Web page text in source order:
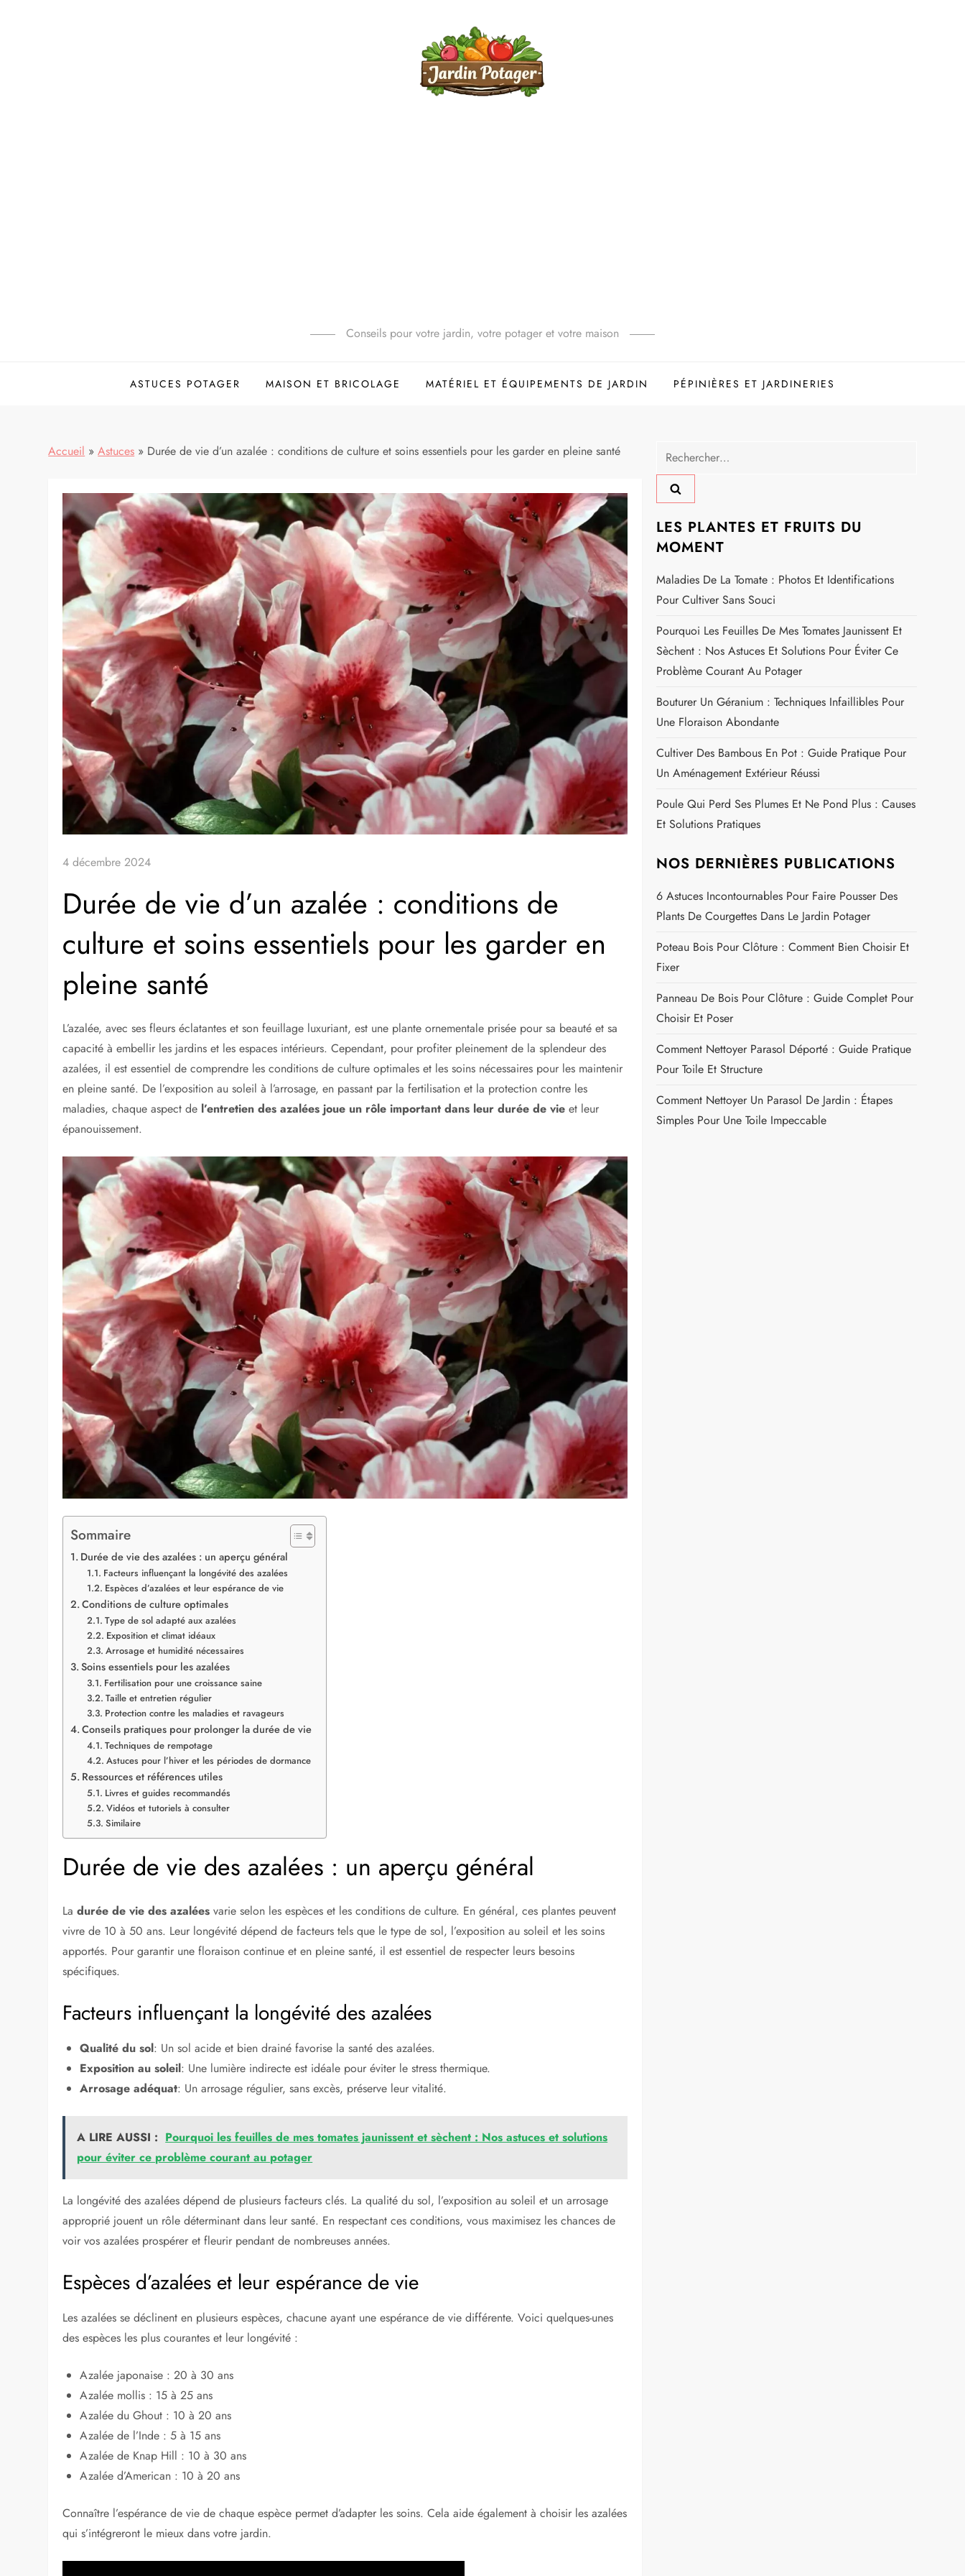
Conseils pour votre jardin, votre potager et votre maison
ASTUCES POTAGER MAISON ET BRICOLAGE MATÉRIEL ET ÉQUIPEMENTS DE JARDIN PÉPINIÈRES ET JARDINERIES
Accueil »Astuces » Durée de vie d’un azalée : conditions de culture et soins essentiels pour les garder en pleine santé
4 décembre 2024
Durée de vie d’un azalée : conditions de
culture et soins essentiels pour les garder en
pleine santé
L’azalée, avec ses fleurs éclatantes et son feuillage luxuriant, est une plante ornementale prisée pour sa beauté et sa
capacité à embellir les jardins et les espaces intérieurs. Cependant, pour profiter pleinement de la splendeur des
azalées, il est essentiel de comprendre les conditions de culture optimales et les soins nécessaires pour les maintenir
en pleine santé. De l’exposition au soleil à l’arrosage, en passant par la fertilisation et la protection contre les
maladies, chaque aspect de l’entretien des azalées joue un rôle important dans leur durée de vie et leur
épanouissement.
Sommaire
Durée de vie des azalées : un aperçu général
Facteurs influençant la longévité des azalées
Espèces d’azalées et leur espérance de vie
Conditions de culture optimales
Type de sol adapté aux azalées
Exposition et climat idéaux
Arrosage et humidité nécessaires
Soins essentiels pour les azalées
Fertilisation pour une croissance saine
Taille et entretien régulier
Protection contre les maladies et ravageurs
Conseils pratiques pour prolonger la durée de vie
Techniques de rempotage
Astuces pour l’hiver et les périodes de dormance
Ressources et références utiles
Livres et guides recommandés
Vidéos et tutoriels à consulter
Similaire
Durée de vie des azalées : un aperçu général
Ladurée de vie des azalées varie selon les espèces et les conditions de culture. En général, ces plantes peuvent
vivre de 10 à 50 ans. Leur longévité dépend de facteurs tels que le type de sol, l’exposition au soleil et les soins
apportés. Pour garantir une floraison continue et en pleine santé, il est essentiel de respecter leurs besoins
spécifiques.
Facteurs influençant la longévité des azalées
Qualité du sol: Un sol acide et bien drainé favorise la santé des azalées.
Exposition au soleil: Une lumière indirecte est idéale pour éviter le stress thermique.
Arrosage adéquat: Un arrosage régulier, sans excès, préserve leur vitalité.
A LIRE AUSSI : Pourquoi les feuilles de mes tomates jaunissent et sèchent : Nos astuces et solutions
pour éviter ce problème courant au potager
La longévité des azalées dépend de plusieurs facteurs clés. La qualité du sol, l’exposition au soleil et un arrosage
approprié jouent un rôle déterminant dans leur santé. En respectant ces conditions, vous maximisez les chances de
voir vos azalées prospérer et fleurir pendant de nombreuses années.
Espèces d’azalées et leur espérance de vie
Les azalées se déclinent en plusieurs espèces, chacune ayant une espérance de vie différente. Voici quelques-unes
des espèces les plus courantes et leur longévité :
Azalée japonaise : 20 à 30 ans
Azalée mollis : 15 à 25 ans
Azalée du Ghout : 10 à 20 ans
Azalée de l’Inde : 5 à 15 ans
Azalée de Knap Hill : 10 à 30 ans
Azalée d’American : 10 à 20 ans
Connaître l’espérance de vie de chaque espèce permet d’adapter les soins. Cela aide également à choisir les azalées
qui s’intégreront le mieux dans votre jardin.
Rechercher :
LES PLANTES ET FRUITS DU
MOMENT
Maladies De La Tomate : Photos Et Identifications
Pour Cultiver Sans Souci
Pourquoi Les Feuilles De Mes Tomates Jaunissent Et
Sèchent : Nos Astuces Et Solutions Pour Éviter Ce
Problème Courant Au Potager
Bouturer Un Géranium : Techniques Infaillibles Pour
Une Floraison Abondante
Cultiver Des Bambous En Pot : Guide Pratique Pour
Un Aménagement Extérieur Réussi
Poule Qui Perd Ses Plumes Et Ne Pond Plus : Causes
Et Solutions Pratiques
NOS DERNIÈRES PUBLICATIONS
6 Astuces Incontournables Pour Faire Pousser Des
Plants De Courgettes Dans Le Jardin Potager
Poteau Bois Pour Clôture : Comment Bien Choisir Et
Fixer
Panneau De Bois Pour Clôture : Guide Complet Pour
Choisir Et Poser
Comment Nettoyer Parasol Déporté : Guide Pratique
Pour Toile Et Structure
Comment Nettoyer Un Parasol De Jardin : Étapes
Simples Pour Une Toile Impeccable